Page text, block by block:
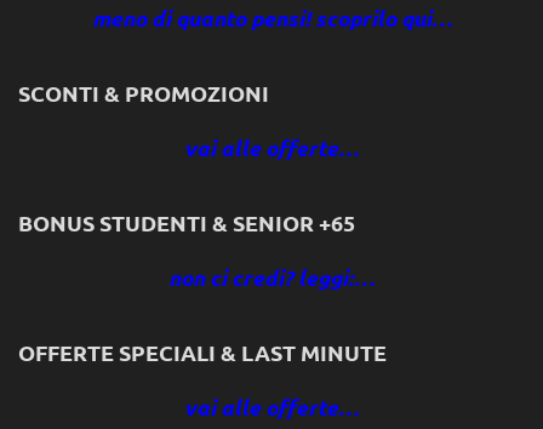
meno di quanto pensi! scoprilo qui…
SCONTI & PROMOZIONI
vai alle offerte…
BONUS STUDENTI & SENIOR +65
non ci credi? leggi:…
OFFERTE SPECIALI & LAST MINUTE
vai alle offerte…